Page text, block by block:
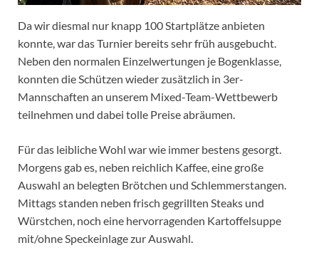
Da wir diesmal nur knapp 100 Startplätze anbieten
konnte, war das Turnier bereits sehr früh ausgebucht.
Neben den normalen Einzelwertungen je Bogenklasse,
konnten die Schützen wieder zusätzlich in 3er-
Mannschaften an unserem Mixed-Team-Wettbewerb
teilnehmen und dabei tolle Preise abräumen.
Für das leibliche Wohl war wie immer bestens gesorgt.
Morgens gab es, neben reichlich Kaffee, eine große
Auswahl an belegten Brötchen und Schlemmerstangen.
Mittags standen neben frisch gegrillten Steaks und
Würstchen, noch eine hervorragenden Kartoffelsuppe
mit/ohne Speckeinlage zur Auswahl.